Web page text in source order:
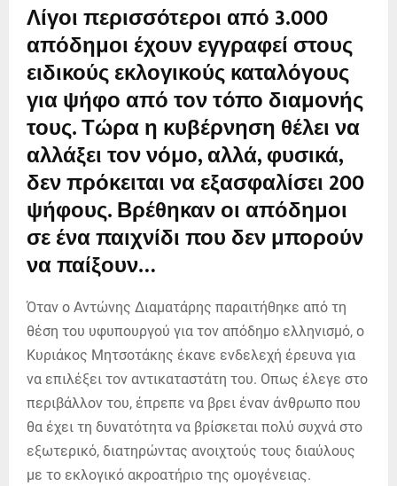
Λίγοι περισσότεροι από 3.000
απόδημοι έχουν εγγραφεί στους
ειδικούς εκλογικούς καταλόγους
για ψήφο από τον τόπο διαμονής
τους. Τώρα η κυβέρνηση θέλει να
αλλάξει τον νόμο, αλλά, φυσικά,
δεν πρόκειται να εξασφαλίσει 200
ψήφους. Βρέθηκαν οι απόδημοι
σε ένα παιχνίδι που δεν μπορούν
να παίξουν…
Όταν ο Αντώνης Διαματάρης παραιτήθηκε από τη
θέση του υφυπουργού για τον απόδημο ελληνισμό, ο
Κυριάκος Μητσοτάκης έκανε ενδελεχή έρευνα για
να επιλέξει τον αντικαταστάτη του. Οπως έλεγε στο
περιβάλλον του, έπρεπε να βρει έναν άνθρωπο που
θα έχει τη δυνατότητα να βρίσκεται πολύ συχνά στο
εξωτερικό, διατηρώντας ανοιχτούς τους διαύλους
με το εκλογικό ακροατήριο της ομογένειας.